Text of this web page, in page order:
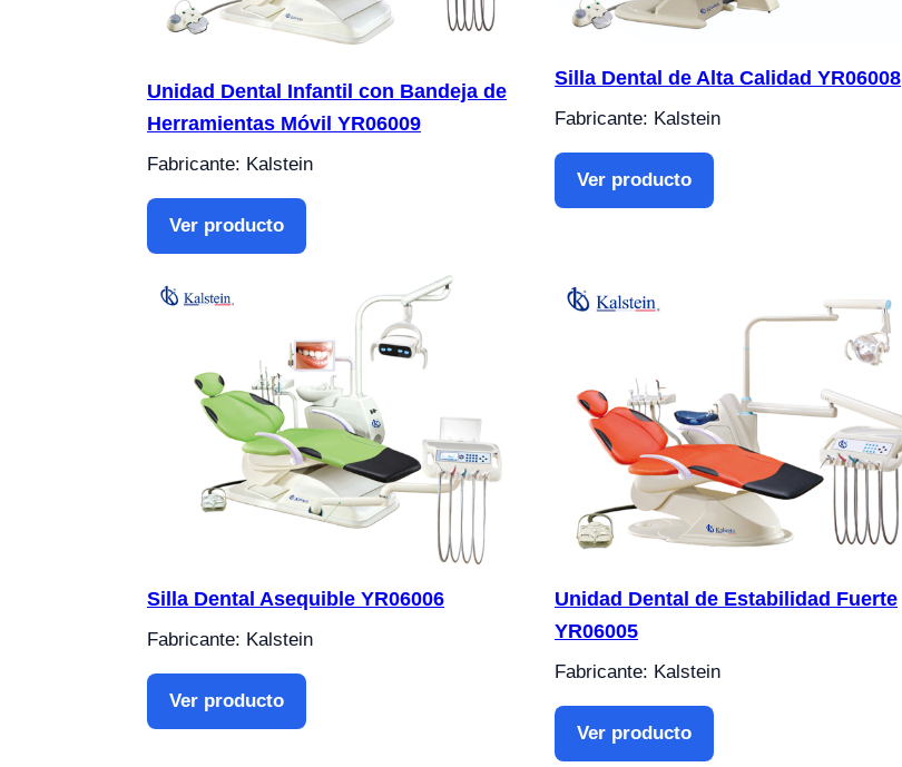
Unidad Dental Infantil con Bandeja de
Herramientas Móvil YR06009
Fabricante: Kalstein
Ver producto
Silla Dental de Alta Calidad YR06008
Fabricante: Kalstein
Ver producto
Silla Dental Asequible YR06006
Fabricante: Kalstein
Ver producto
Unidad Dental de Estabilidad Fuerte
YR06005
Fabricante: Kalstein
Ver producto